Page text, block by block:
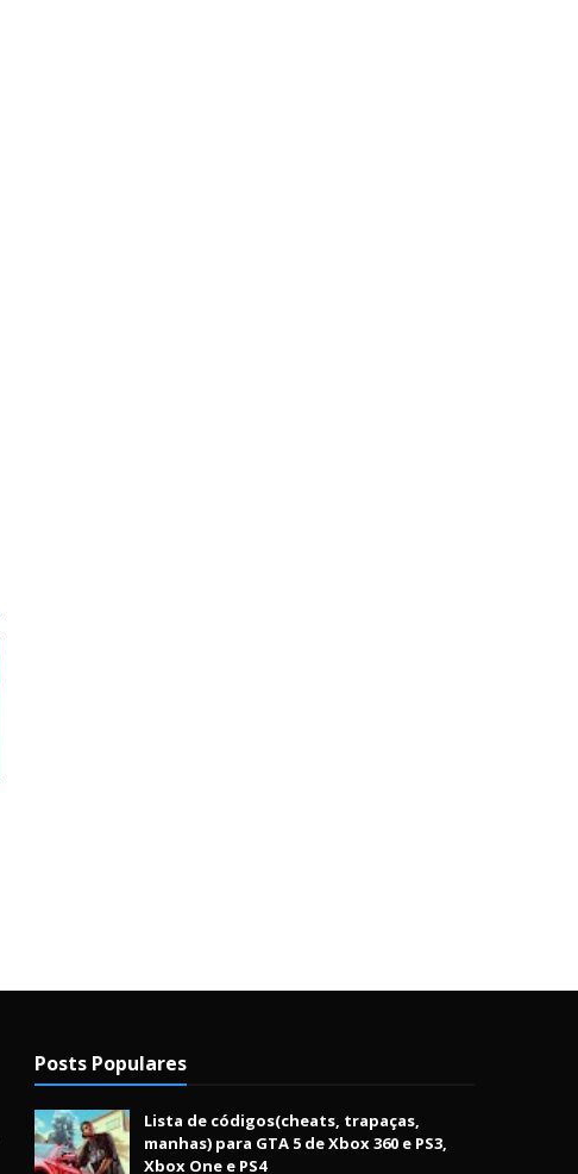
Posts Populares
Lista de códigos(cheats, trapaças,
manhas) para GTA 5 de Xbox 360 e PS3,
Xbox One e PS4